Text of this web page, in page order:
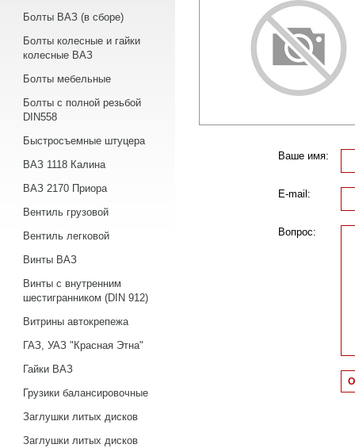
Болты ВАЗ (в сборе)
Болты колесные и гайки
колесные ВАЗ
Болты мебельные
Болты с полной резьбой
DIN558
Быстросъемные штуцера
ВАЗ 1118 Калина
ВАЗ 2170 Приора
Вентиль грузовой
Вентиль легковой
Винты ВАЗ
Винты с внутренним
шестигранником (DIN 912)
Витрины автокрепежа
ГАЗ, УАЗ "Красная Этна"
Гайки ВАЗ
Грузики балансировочные
Заглушки литых дисков
Заглушки литых дисков
Ваше имя:
E-mail:
Вопрос: